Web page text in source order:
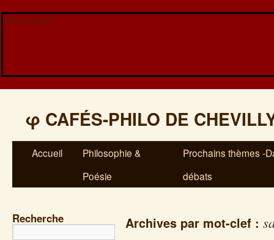
Veuillez patienter...
φ CAFÉS-PHILO DE
Accueil
Philosophie &
Poésie
Prochains thèmes -
débats
Recherche Archives par mot-clef :